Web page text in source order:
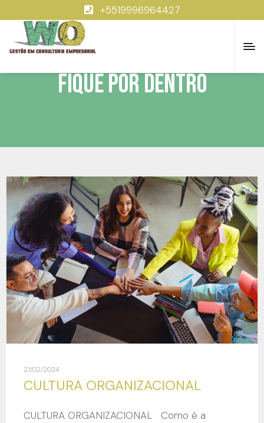
+5519996964427
Fique por dentro
21/02/2024
CULTURA ORGANIZACIONAL
CULTURA ORGANIZACIONAL Como é a